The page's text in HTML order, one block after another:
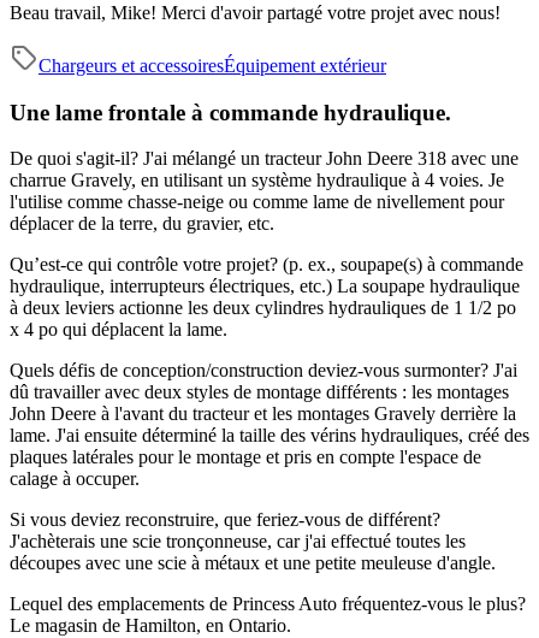
Beau travail, Mike! Merci d'avoir partagé votre projet avec nous!
Chargeurs et accessoiresÉquipement extérieur
Une lame frontale à commande hydraulique.
De quoi s'agit-il? J'ai mélangé un tracteur John Deere 318 avec une
charrue Gravely, en utilisant un système hydraulique à 4 voies. Je
l'utilise comme chasse-neige ou comme lame de nivellement pour
déplacer de la terre, du gravier, etc.
Qu’est-ce qui contrôle votre projet? (p. ex., soupape(s) à commande
hydraulique, interrupteurs électriques, etc.) La soupape hydraulique
à deux leviers actionne les deux cylindres hydrauliques de 1 1/2 po
x 4 po qui déplacent la lame.
Quels défis de conception/construction deviez-vous surmonter? J'ai
dû travailler avec deux styles de montage différents : les montages
John Deere à l'avant du tracteur et les montages Gravely derrière la
lame. J'ai ensuite déterminé la taille des vérins hydrauliques, créé des
plaques latérales pour le montage et pris en compte l'espace de
calage à occuper.
Si vous deviez reconstruire, que feriez-vous de différent?
J'achèterais une scie tronçonneuse, car j'ai effectué toutes les
découpes avec une scie à métaux et une petite meuleuse d'angle.
Lequel des emplacements de Princess Auto fréquentez-vous le plus?
Le magasin de Hamilton, en Ontario.